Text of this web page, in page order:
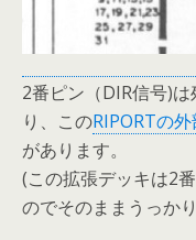
2番ピン（DIR信号)
り、このRIPORTの
があります。
(この拡張デッキは2
のでそのままうっか